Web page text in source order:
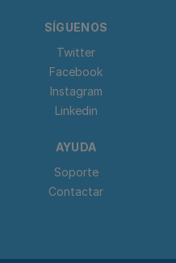
SÍGUENOS
Twitter
Facebook
Instagram
Linkedin
AYUDA
Soporte
Contactar